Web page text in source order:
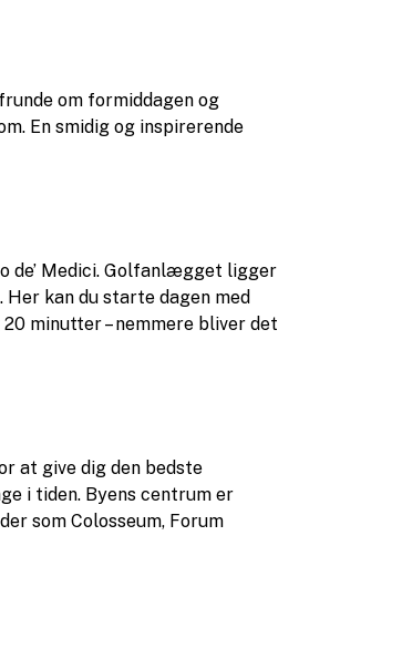
om formiddagen og
En smidig og inspirerende
de’ Medici. Golfanlægget ligger
kan du starte dagen med
minutter – nemmere bliver det
at give dig den bedste
i tiden. Byens centrum er
som Colosseum, Forum